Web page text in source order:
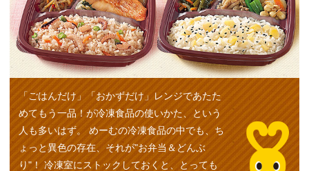
「ごはんだけ」「おかずだけ」レンジであたた
めてもう一品！が冷凍食品の使いかた、という
人も多いはず。
めーむの冷凍食品の中でも、ち
ょっと異色の存在、それが"お弁当＆どんぶ
り"！
冷凍室にストックしておくと、とっても